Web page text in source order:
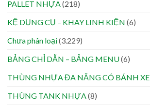
PALLET NHỰA(218)
KỆ DỤNG CỤ – KHAY LINH KIỆN (6)
Chưa phân loại(3.229)
BẢNG CHỈ DẪN – BẢNG MENU(6)
THÙNG NHỰA ĐA NĂNG CÓ BÁNH XE
THÙNG TANK NHỰA(8)